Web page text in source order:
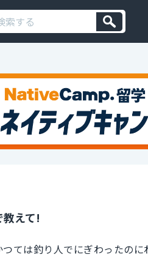
えて!
ては釣り人でにぎわったのに